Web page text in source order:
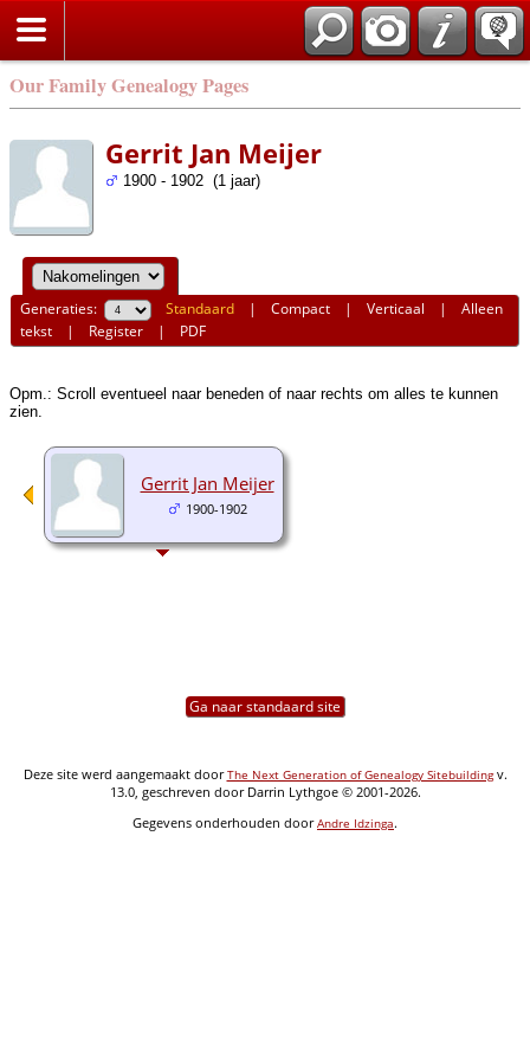
Our Family Genealogy Pages
Gerrit Jan Meijer
1900 - 1902 (1 jaar)
Generaties: Standaard |Compact |Verticaal |Alleen
tekst | Register | PDF
Opm.: Scroll eventueel naar beneden of naar rechts om alles te kunnen
zien.
Gerrit Jan Meijer
1900-1902
Ga naar standaard site
Deze site werd aangemaakt doorThe Next Generation of Genealogy Sitebuildingv.
13.0, geschreven door Darrin Lythgoe © 2001-2026.
Gegevens onderhouden doorAndre Idzinga.